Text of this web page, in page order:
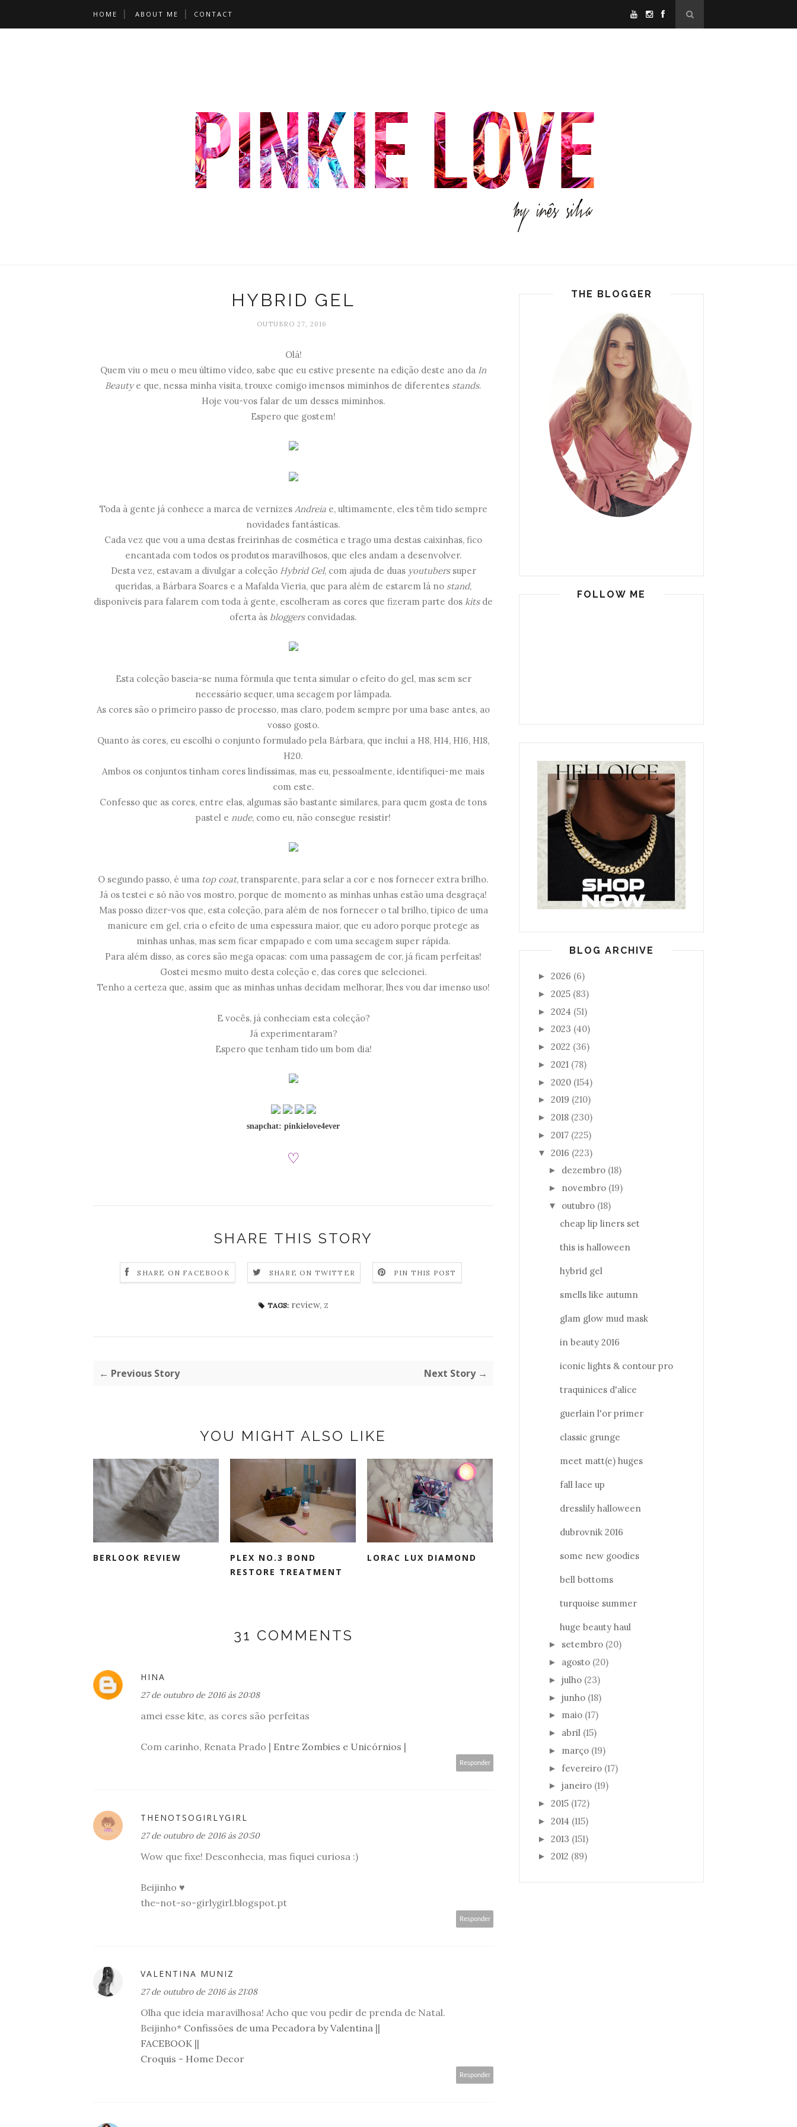
HOME ABOUT ME CONTACT
HYBRID GEL
OUTUBRO 27, 2016
Olá!
Quem viu o meu o meu último vídeo, sabe que eu estive presente na edição deste ano da In
Beautye que, nessa minha visita, trouxe comigo imensos miminhos de diferentes stands.
Hoje vou-vos falar de um desses miminhos.
Espero que gostem!
Toda à gente já conhece a marca de vernizes Andreiae, ultimamente, eles têm tido sempre
novidades fantásticas.
Cada vez que vou a uma destas freirinhas de cosmética e trago uma destas caixinhas, fico
encantada com todos os produtos maravilhosos, que eles andam a desenvolver.
Desta vez, estavam a divulgar a coleção Hybrid Gel, com ajuda de duas youtubers super
queridas, a Bárbara Soares e a Mafalda Vieria, que para além de estarem lá no stand,
disponíveis para falarem com toda à gente, escolheram as cores que fizeram parte dos kits de
oferta às bloggers convidadas.
Esta coleção baseia-se numa fórmula que tenta simular o efeito do gel, mas sem ser
necessário sequer, uma secagem por lâmpada.
As cores são o primeiro passo de processo, mas claro, podem sempre por uma base antes, ao
vosso gosto.
Quanto às cores, eu escolhi o conjunto formulado pela Bárbara, que incluí a H8, H14, H16, H18,
H20.
Ambos os conjuntos tinham cores lindíssimas, mas eu, pessoalmente, identifiquei-me mais
com este.
Confesso que as cores, entre elas, algumas são bastante similares, para quem gosta de tons
pastel e nude, como eu, não consegue resistir!
O segundo passo, é uma top coat, transparente, para selar a cor e nos fornecer extra brilho.
Já os testei e só não vos mostro, porque de momento as minhas unhas estão uma desgraça!
Mas posso dizer-vos que, esta coleção, para além de nos fornecer o tal brilho, típico de uma
manicure em gel, cria o efeito de uma espessura maior, que eu adoro porque protege as
minhas unhas, mas sem ficar empapado e com uma secagem super rápida.
Para além disso, as cores são mega opacas: com uma passagem de cor, já ficam perfeitas!
Gostei mesmo muito desta coleção e, das cores que selecionei.
Tenho a certeza que, assim que as minhas unhas decidam melhorar, lhes vou dar imenso uso!
E vocês, já conheciam esta coleção?
Já experimentaram?
Espero que tenham tido um bom dia!
snapchat: pinkielove4ever
♡
SHARE THIS STORY
SHARE ON FACEBOOK SHARE ON TWITTER PIN THIS POST
TAGS: review, z
← Previous Story Next Story →
YOU MIGHT ALSO LIKE
BERLOOK REVIEW
PLEX NO.3 BOND
RESTORE TREATMENT
LORAC LUX DIAMOND
31 COMMENTS
HINA
27 de outubro de 2016 às 20:08
amei esse kite, as cores são perfeitas
Com carinho, Renata Prado | Entre Zombies e Unicórnios |
Responder
THENOTSOGIRLYGIRL
27 de outubro de 2016 às 20:50
Wow que fixe! Desconhecia, mas fiquei curiosa :)
Beijinho ♥
the-not-so-girlygirl.blogspot.pt
Responder
VALENTINA MUNIZ
27 de outubro de 2016 às 21:08
Olha que ideia maravilhosa! Acho que vou pedir de prenda de Natal.
Beijinho* Confissões de uma Pecadora by Valentina ||
FACEBOOK ||
Croquis - Home Decor
Responder
THE BLOGGER
FOLLOW ME
BLOG ARCHIVE
► 2026 (6)
► 2025 (83)
► 2024 (51)
► 2023 (40)
► 2022 (36)
► 2021 (78)
► 2020 (154)
► 2019 (210)
► 2018 (230)
► 2017 (225)
▼ 2016 (223)
► dezembro (18)
► novembro (19)
▼ outubro (18)
cheap lip liners set
this is halloween
hybrid gel
smells like autumn
glam glow mud mask
in beauty 2016
iconic lights & contour pro
traquinices d'alice
guerlain l'or primer
classic grunge
meet matt(e) huges
fall lace up
dresslily halloween
dubrovnik 2016
some new goodies
bell bottoms
turquoise summer
huge beauty haul
► setembro (20)
► agosto (20)
► julho (23)
► junho (18)
► maio (17)
► abril (15)
► março (19)
► fevereiro (17)
► janeiro (19)
► 2015 (172)
► 2014 (115)
► 2013 (151)
► 2012 (89)